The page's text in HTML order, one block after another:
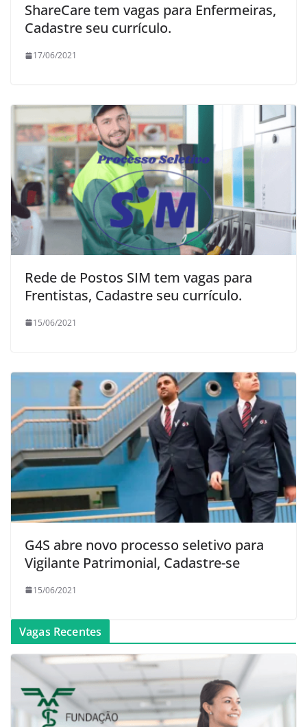
ShareCare tem vagas para Enfermeiras,
Cadastre seu currículo.
17/06/2021
Rede de Postos SIM tem vagas para
Frentistas, Cadastre seu currículo.
15/06/2021
G4S abre novo processo seletivo para
Vigilante Patrimonial, Cadastre-se
15/06/2021
Vagas Recentes